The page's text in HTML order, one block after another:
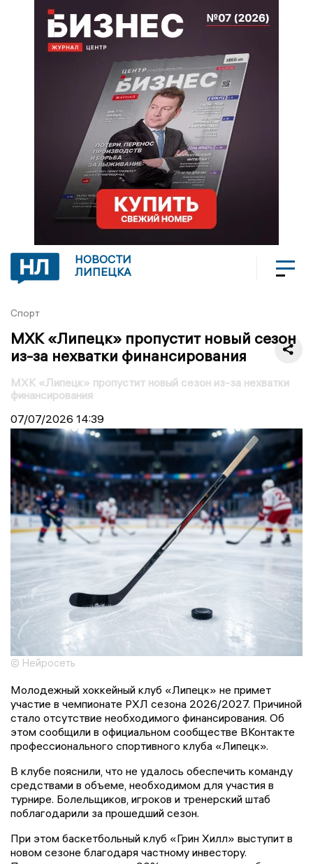
НОВОСТИ
ЛИПЕЦКА
Спорт
МХК «Липецк» пропустит новый сезон
из-за нехватки финансирования
МХК «Липецк» пропустит новый сезон из-за нехватки
финансирования
07/07/2026 14:39
© Нейросеть
Молодежный хоккейный клуб «Липецк» не примет
участие в чемпионате РХЛ сезона 2026/2027. Причиной
стало отсутствие необходимого финансирования. Об
этом сообщили в официальном сообществе ВКонтакте
профессионального спортивного клуба «Липецк».
В клубе пояснили, что не удалось обеспечить команду
средствами в объеме, необходимом для участия в
турнире. Болельщиков, игроков и тренерский штаб
поблагодарили за прошедший сезон.
При этом баскетбольный клуб «Грин Хилл» выступит в
новом сезоне благодаря частному инвестору.